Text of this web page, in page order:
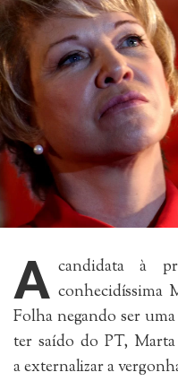
A candidata à
conhecidíssima
Folha negando ser
ter saído do PT,
a externalizar a